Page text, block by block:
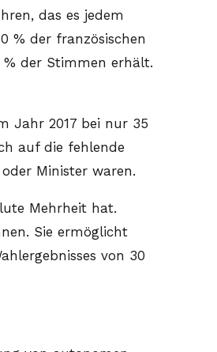
das es jedem
% der französischen
der Stimmen erhält.
Jahr 2017 bei nur 35
auf die fehlende
Minister waren.
Mehrheit hat.
Sie ermöglicht
von 30